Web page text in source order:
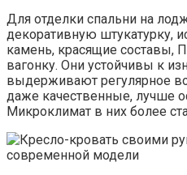
Для отделки спальни на
декоративную штукатурку,
камень, красящие составы,
вагонку. Они устойчивы к
выдерживают регулярное
даже качественные, лучше
Микроклимат в них более